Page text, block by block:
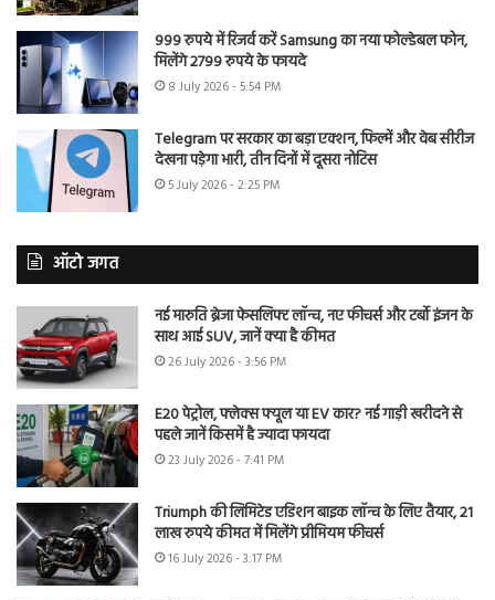
999 रुपये में रिजर्व करें Samsung का नया फोल्डेबल फोन,
मिलेंगे 2799 रुपये के फायदे
8 July 2026 - 5:54 PM
Telegram पर सरकार का बड़ा एक्शन, फिल्में और वेब सीरीज
देखना पड़ेगा भारी, तीन दिनों में दूसरा नोटिस
5 July 2026 - 2:25 PM
ऑटो जगत
नई मारुति ब्रेजा फेसलिफ्ट लॉन्च, नए फीचर्स और टर्बो इंजन के
साथ आई SUV, जानें क्या है कीमत
26 July 2026 - 3:56 PM
E20 पेट्रोल, फ्लेक्स फ्यूल या EV कार? नई गाड़ी खरीदने से
पहले जानें किसमें है ज्यादा फायदा
23 July 2026 - 7:41 PM
Triumph की लिमिटेड एडिशन बाइक लॉन्च के लिए तैयार, 21
लाख रुपये कीमत में मिलेंगे प्रीमियम फीचर्स
16 July 2026 - 3:17 PM